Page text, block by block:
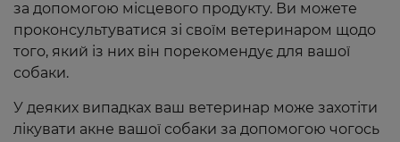
за допомогою місцевого продукту. Ви можете
проконсультуватися зі своїм ветеринаром щодо
того, який із них він порекомендує для вашої
собаки.
У деяких випадках ваш ветеринар може захотіти
лікувати акне вашої собаки за допомогою чогось